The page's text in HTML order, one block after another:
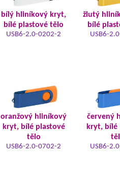
bílý hliníkový kryt,
bílé plastové tělo
USB6-2.0-0202-2
žlutý
bílé
USB6-
oranžový hliníkový
kryt, bílé plastové
tělo
USB6-2.0-0702-2
červený
kryt, bílé
USB6-